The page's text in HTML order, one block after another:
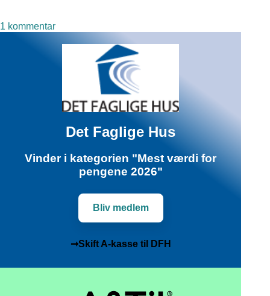
1 kommentartil
Det Faglige Hus
Vinder i kategorien "Mest værdi for
pengene 2026"
Bliv medlem
➞Skift A-kasse til DFH